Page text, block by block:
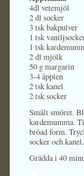
4dl vetemjöl
2 dl socker
3 tsk bakpulver
1 tsk
1 tsk
2 dl mjölk
50 g margarin
3-4 äpplen
2 tsk kanel
2 tsk socker
Smält smöret.
kardemumma.
bröad form.
socker och kanel.
Grädda i 40